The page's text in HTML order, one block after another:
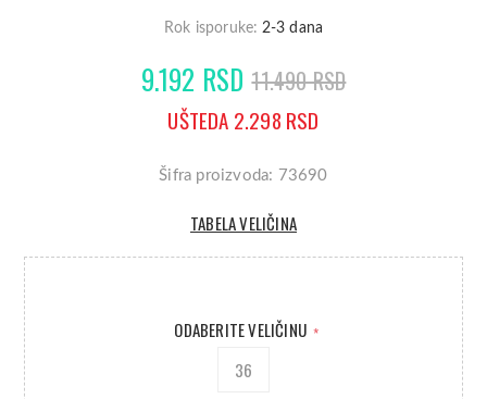
Rok isporuke: 2-3 dana
9.192 RSD 11.490 RSD
UŠTEDA 2.298 RSD
Šifra proizvoda: 73690
TABELA VELIČINA
ODABERITE VELIČINU *
36